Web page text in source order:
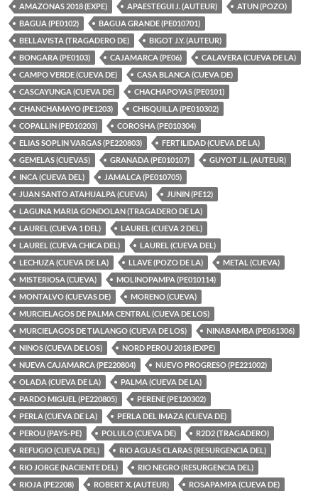
AMAZONAS 2018 (EXPE)
APAESTEGUI J. (AUTEUR)
ATUN (POZO)
BAGUA (PE0102)
BAGUA GRANDE (PE010701)
BELLAVISTA (TRAGADERO DE)
BIGOT J.Y. (AUTEUR)
BONGARA (PE0103)
CAJAMARCA (PE06)
CALAVERA (CUEVA DE LA)
CAMPO VERDE (CUEVA DE)
CASA BLANCA (CUEVA DE)
CASCAYUNGA (CUEVA DE)
CHACHAPOYAS (PE0101)
CHANCHAMAYO (PE1203)
CHISQUILLA (PE010302)
COPALLIN (PE010203)
COROSHA (PE010304)
ELIAS SOPLIN VARGAS (PE220803)
FERTILIDAD (CUEVA DE LA)
GEMELAS (CUEVAS)
GRANADA (PE010107)
GUYOT J.L. (AUTEUR)
INCA (CUEVA DEL)
JAMALCA (PE010705)
JUAN SANTO ATAHUALPA (CUEVA)
JUNIN (PE12)
LAGUNA MARIA GONDOLAN (TRAGADERO DE LA)
LAUREL (CUEVA 1 DEL)
LAUREL (CUEVA 2 DEL)
LAUREL (CUEVA CHICA DEL)
LAUREL (CUEVA DEL)
LECHUZA (CUEVA DE LA)
LLAVE (POZO DE LA)
METAL (CUEVA)
MISTERIOSA (CUEVA)
MOLINOPAMPA (PE010114)
MONTALVO (CUEVAS DE)
MORENO (CUEVA)
MURCIELAGOS DE PALMA CENTRAL (CUEVA DE LOS)
MURCIELAGOS DE TIALANGO (CUEVA DE LOS)
NINABAMBA (PE061306)
NINOS (CUEVA DE LOS)
NORD PEROU 2018 (EXPE)
NUEVA CAJAMARCA (PE220804)
NUEVO PROGRESO (PE221002)
OLADA (CUEVA DE LA)
PALMA (CUEVA DE LA)
PARDO MIGUEL (PE220805)
PERENE (PE120302)
PERLA (CUEVA DE LA)
PERLA DEL IMAZA (CUEVA DE)
PEROU (PAYS-PE)
POLULO (CUEVA DE)
R2D2 (TRAGADERO)
REFUGIO (CUEVA DEL)
RIO AGUAS CLARAS (RESURGENCIA DEL)
RIO JORGE (NACIENTE DEL)
RIO NEGRO (RESURGENCIA DEL)
RIOJA (PE2208)
ROBERT X. (AUTEUR)
ROSAPAMPA (CUEVA DE)